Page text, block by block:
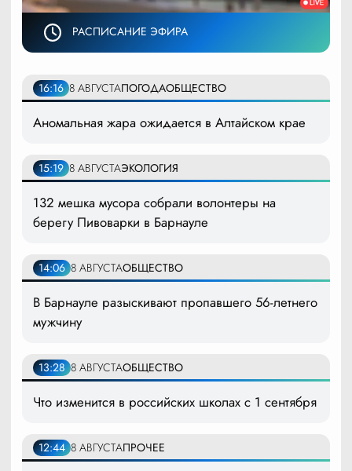
РАСПИСАНИЕ ЭФИРА
16:16 8 АВГУСТАПОГОДАОБЩЕСТВО
Аномальная жара ожидается в Алтайском крае
15:19 8 АВГУСТАЭКОЛОГИЯ
132 мешка мусора собрали волонтеры на
берегу Пивоварки в Барнауле
14:06 8 АВГУСТАОБЩЕСТВО
В Барнауле разыскивают пропавшего 56-летнего
мужчину
13:28 8 АВГУСТАОБЩЕСТВО
Что изменится в российских школах с 1 сентября
12:44 8 АВГУСТАПРОЧЕЕ